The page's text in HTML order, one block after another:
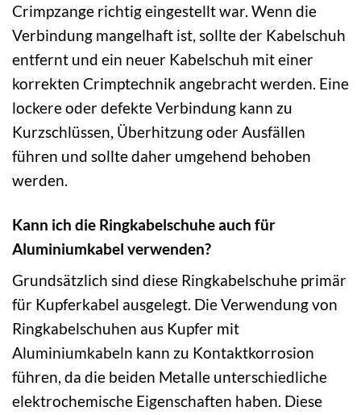
Crimpzange richtig eingestellt war. Wenn die
Verbindung mangelhaft ist, sollte der Kabelschuh
entfernt und ein neuer Kabelschuh mit einer
korrekten Crimptechnik angebracht werden. Eine
lockere oder defekte Verbindung kann zu
Kurzschlüssen, Überhitzung oder Ausfällen
führen und sollte daher umgehend behoben
werden.
Kann ich die Ringkabelschuhe auch für
Aluminiumkabel verwenden?
Grundsätzlich sind diese Ringkabelschuhe primär
für Kupferkabel ausgelegt. Die Verwendung von
Ringkabelschuhen aus Kupfer mit
Aluminiumkabeln kann zu Kontaktkorrosion
führen, da die beiden Metalle unterschiedliche
elektrochemische Eigenschaften haben. Diese